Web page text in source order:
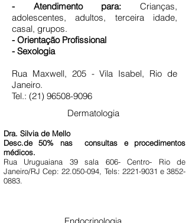
- Atendimento para:
Crianças,
adolescentes, adultos, terceira idade,
casal, grupos.
- Orientação Profissional
- Sexologia
Rua Maxwell, 205 - Vila Isabel, Rio de
Janeiro.
Tel.: (21) 96508-9096
Dermatologia
Dra. Silvia de Mello
Desc.de 50% nas consultas e procedimentos
médicos.
Rua Uruguaiana 39 sala 606- Centro- Rio de
Janeiro/RJ Cep:22.050-094, Tels: 2221-9031 e3852-
0883.